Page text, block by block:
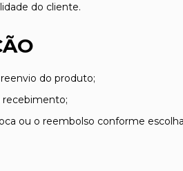
do cliente.
do produto;
recebimento;
ou o reembolso conforme